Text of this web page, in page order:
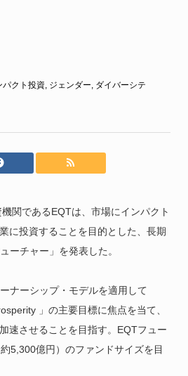
パクト投資, ジェンダー, ダイバーシテ
関であるEQTは、市場にインパクト
に投資することを目的とした、長期
ーチャー」を発表した。
ナーシップ・モデルを適用して
」の主要目標に焦点を当て、
速させることを目指す。EQTフュー
5,300億円）のファンドサイズを目